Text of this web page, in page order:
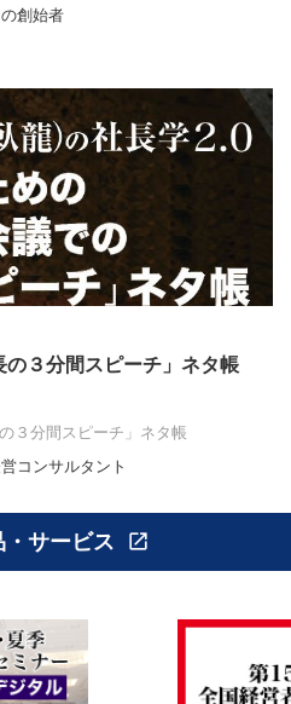
創始者
３分間スピーチ」ネタ帳
３分間スピーチ」ネタ帳
コンサルタント
サービス open_in_new